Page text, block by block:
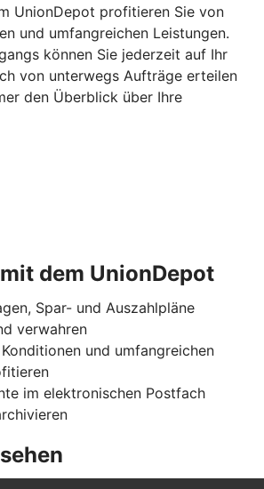
UnionDepot profitieren Sie von
und umfangreichen Leistungen.
können Sie jederzeit auf Ihr
von unterwegs Aufträge erteilen
den Überblick über Ihre
dem UnionDepot
Spar- und Auszahlpläne
verwahren
und umfangreichen
im elektronischen Postfach